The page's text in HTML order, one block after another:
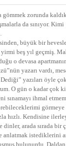
zorunda
da sınıyor.
büyük bir
beş yıl geçmiş.
o devasa
yazarı vardı,
yazıları öyle
O gün o kadar çok
sınamayı ihmal
görmeye
hızlı. Kendisine
dinler, arada sırada
istediklerini
bulunurdu.